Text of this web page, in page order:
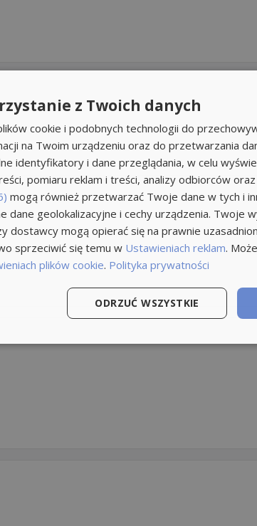
z Twoich danych
cookie i podobnych technologii do
na Twoim urządzeniu oraz do przetwarzania
identyfikatory i dane przeglądania, w celu
pomiaru reklam i treści, analizy odbiorców oraz
mogą również przetwarzać Twoje dane w tych i
dane geolokalizacyjne i cechy urządzenia. Twoje
dostawcy mogą opierać się na prawnie
sprzeciwić się temu w Ustawieniach reklam.
plików cookie. Polityka prywatności
ODRZUĆ WSZYSTKIE